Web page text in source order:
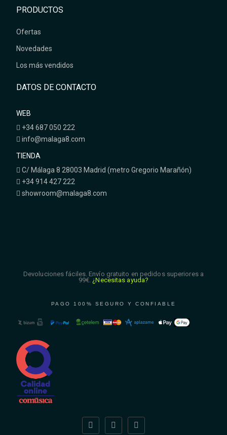
PRODUCTOS
Ofertas
Novedades
Los más vendidos
DATOS DE CONTACTO
WEB
+34 687 050 222
info@malaga8.com
TIENDA
C/ Málaga 8 28003 Madrid (metro Gregorio Marañón)
+34 914 427 222
showroom@malaga8.com
Devoluciones fáciles. Envío gratuito en pedidos superiores a
99€. ¿Necesitas ayuda?
PAGO 100% SEGURO Y CONFIABLE